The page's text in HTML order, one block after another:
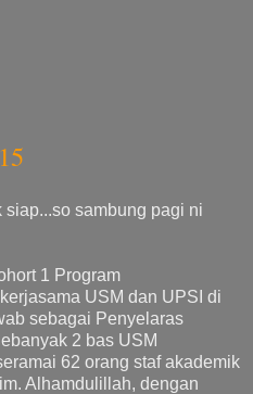
siap...so sambung pagi ni
1 Program
USM dan UPSI di
sebagai Penyelaras
2 bas USM
62 orang staf akademik
Alhamdulillah, dengan